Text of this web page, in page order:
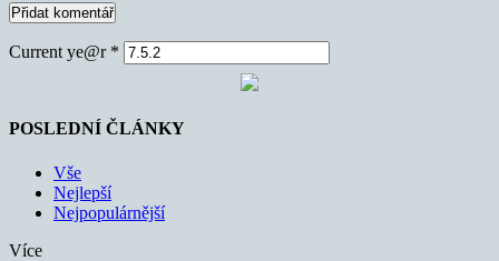
Current ye@r *
POSLEDNÍ ČLÁNKY
Vše
Nejlepší
Nejpopulárnější
Více